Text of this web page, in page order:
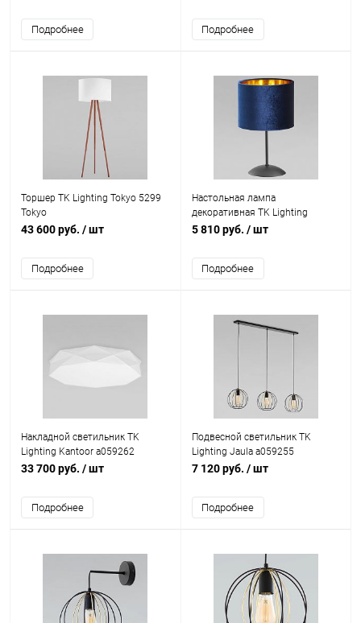
Подробнее Подробнее
Торшер TK Lighting Tokyo 5299
Tokyo
43 600 руб. / шт
Подробнее
Настольная лампа
декоративная TK Lighting
Tercino 5278 Tercino Blue
5 810 руб. / шт
Подробнее
Накладной светильник TK
Lighting Kantoor a059262
33 700 руб. / шт
Подробнее
Подвесной светильник TK
Lighting Jaula a059255
7 120 руб. / шт
Подробнее